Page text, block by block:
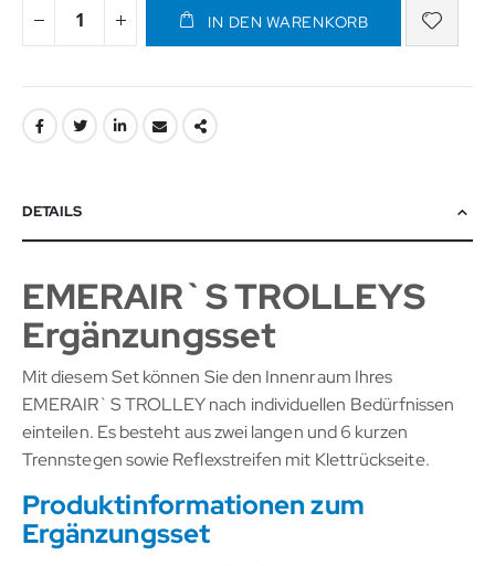
IN DEN WARENKORB
DETAILS
EMERAIR`S TROLLEYS
Ergänzungsset
Mit diesem Set können Sie den Innenraum Ihres
EMERAIR`S TROLLEY nach individuellen Bedürfnissen
einteilen. Es besteht aus zwei langen und 6 kurzen
Trennstegen sowie Reflexstreifen mit Klettrückseite.
Produktinformationen zum
Ergänzungsset